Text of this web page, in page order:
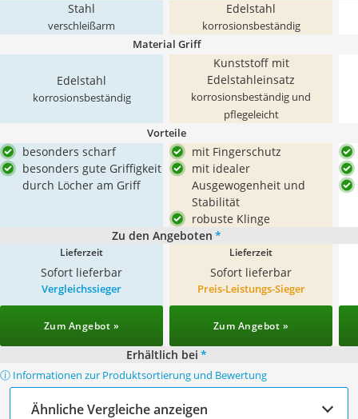
Stahl
verschleißarm
Edelstahl
korrosionsbeständig
Material Griff
Edelstahl
korrosionsbeständig
Kunststoff mit
Edelstahleinsatz
korrosionsbeständig und
pflegeleicht
Vorteile
besonders scharf
besonders gute Griffigkeit
durch Löcher am Griff
mit Fingerschutz
mit idealer
Ausgewogenheit und
Stabilität
robuste Klinge
Zu den Angeboten *
Lieferzeit
Sofort lieferbar
Lieferzeit
Sofort lieferbar
Vergleichssieger
Zum Angebot »
Preis-Leistungs-Sieger
Zum Angebot »
Erhältlich bei *
ⓘ Informationen zur Produktsortierung und Bewertung
Ähnliche Vergleiche anzeigen